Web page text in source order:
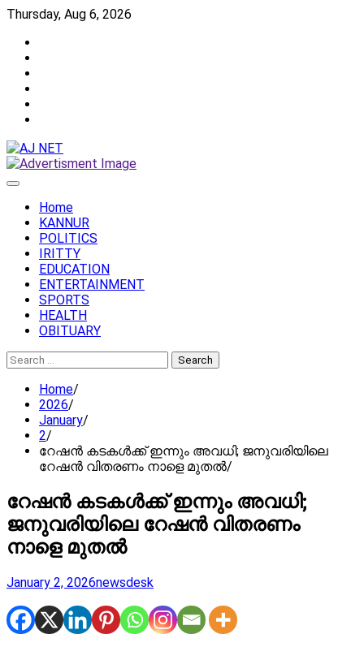
Skip
content
Thursday, Aug 6, 2026
Home
KANNUR
POLITICS
IRITTY
EDUCATION
ENTERTAINMENT
SPORTS
HEALTH
OBITUARY
Search
for:
Home
2026
January
2
റേഷന്‍ കടകള്‍ക്ക് ഇന്നും അവധി; ജനുവരിയിലെ
റേഷന്‍ വിതരണം നാളെ മുതല്‍
റേഷന്‍ കടകള്‍ക്ക് ഇന്നും അവധി;
ജനുവരിയിലെ റേഷന്‍ വിതരണം
നാളെ മുതല്‍
January 2, 2026newsdesk